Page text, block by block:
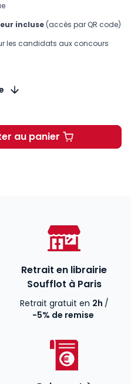
incluse (accès par QR code)
les candidats aux concours
au panier
L'égalité devant la loi
Retrait en librairie
Soufflot à Paris
Retrait gratuit en 2h /
-5% de remise